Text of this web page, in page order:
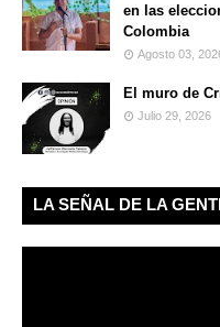
en las
Colombia
Agosto 03,
El muro de
Julio 29, 2026
LA SEÑAL DE LA